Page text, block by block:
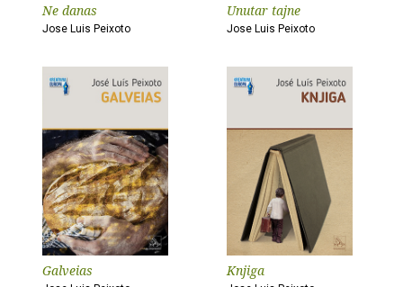
Ne danas
Jose Luis Peixoto
Unutar tajne
Jose Luis Peixoto
Galveias Knjiga